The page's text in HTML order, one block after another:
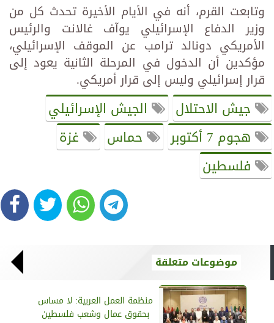
وتابعت القرم، أنه في الأيام الأخيرة تحدث كل من
وزير الدفاع الإسرائيلي يوآف غالانت والرئيس
الأمريكي دونالد ترامب عن الموقف الإسرائيلي،
مؤكدين أن الدخول في المرحلة الثانية يعود إلى
قرار إسرائيلي وليس إلى قرار أمريكي.
جيش الاحتلال
الجيش الإسرائيلي
هجوم 7 أكتوبر
حماس
غزة
فلسطين
موضوعات متعلقة
منظمة العمل العربية: لا مساس
بحقوق عمال وشعب فلسطين